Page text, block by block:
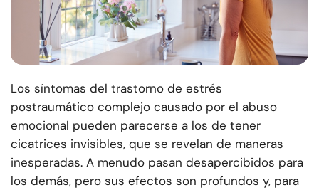
Los síntomas del trastorno de estrés
postraumático complejo causado por el abuso
emocional pueden parecerse a los de tener
cicatrices invisibles, que se revelan de maneras
inesperadas. A menudo pasan desapercibidos para
los demás, pero sus efectos son profundos y, para